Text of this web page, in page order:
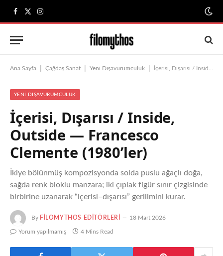
Facebook
X
(Twitter)
Instagram
Ana Sayfa Çağdaş Sanat Yeni Dışavurumculuk İçerisi, Dışarısı / Inside, Outside — Francesco Clemente (1980’ler)
YENI DIŞAVURUMCULUK
İçerisi, Dışarısı / Inside,
Outside — Francesco
Clemente (1980’ler)
İkiye bölünmüş kompozisyonda solda puslu ağaçlı doğa,
sağda renk bloklu manzara; iki çıplak figür sınır çizgisinde
birbirine uzanarak “içerisi–dışarısı” gerilimini kurar.
By FILOMYTHOS EDITÖRLERI 18 Mart 2026
Yorum yapılmamış 4 Mins Read